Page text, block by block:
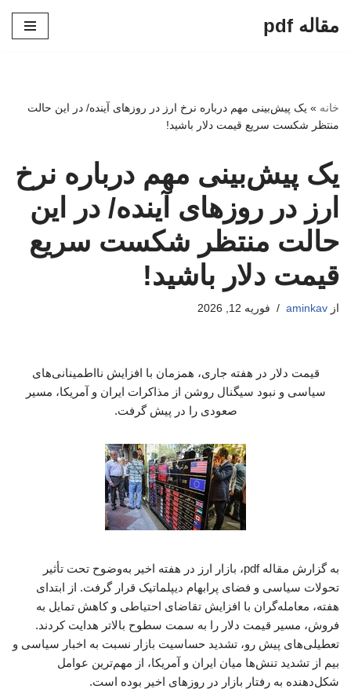
مقاله pdf
خانه » یک پیش‌بینی مهم درباره نرخ ارز در روزهای آینده/ در این حالت
منتظر شکست سریع قیمت دلار باشید!
یک پیش‌بینی مهم درباره نرخ
ارز در روزهای آینده/ در این
حالت منتظر شکست سریع
قیمت دلار باشید!
از aminkav فوریه 12, 2026
قیمت دلار در هفته جاری، همزمان با افزایش نااطمینانی‌های
سیاسی و نبود سیگنال روشن از مذاکرات ایران و آمریکا، مسیر
صعودی را در پیش گرفت.
به گزارش مقاله pdf، بازار ارز در هفته اخیر به‌وضوح تحت تأثیر
تحولات سیاسی و فضای پرابهام دیپلماتیک قرار گرفت. از ابتدای
هفته، معامله‌گران با افزایش تقاضای احتیاطی و کاهش تمایل به
فروش، مسیر قیمت دلار را به سمت سطوح بالاتر هدایت کردند.
تعطیلی‌های پیش رو، تشدید حساسیت بازار نسبت به اخبار سیاسی و
بیم از تشدید تنش‌ها میان ایران و آمریکا، از مهم‌ترین عوامل
شکل‌دهنده به رفتار بازار در روزهای اخیر بوده است.